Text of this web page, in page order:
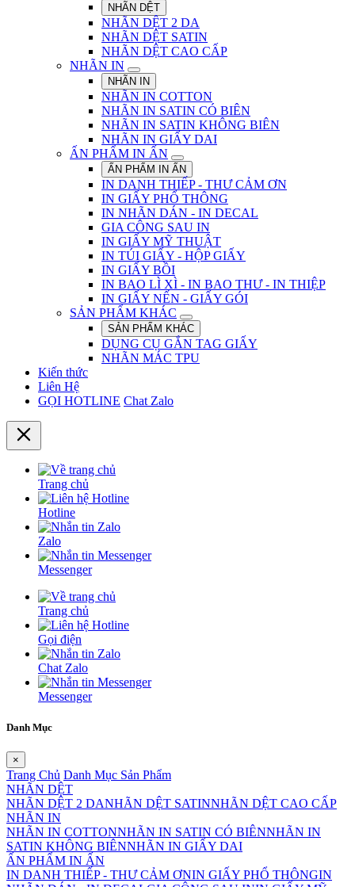
NHÃN DỆT
NHÃN DỆT 2 DA
NHÃN DỆT SATIN
NHÃN DỆT CAO CẤP
NHÃN IN
NHÃN IN
NHÃN IN COTTON
NHÃN IN SATIN CÓ BIÊN
NHÃN IN SATIN KHÔNG BIÊN
NHÃN IN GIẤY DAI
ẤN PHẨM IN ẤN
ẤN PHẨM IN ẤN
IN DANH THIẾP - THƯ CẢM ƠN
IN GIẤY PHỔ THÔNG
IN NHÃN DÁN - IN DECAL
GIA CÔNG SAU IN
IN GIẤY MỸ THUẬT
IN TÚI GIẤY - HỘP GIẤY
IN GIẤY BỒI
IN BAO LÌ XÌ - IN BAO THƯ - IN THIỆP
IN GIẤY NẾN - GIẤY GÓI
SẢN PHẨM KHÁC
SẢN PHẨM KHÁC
DỤNG CỤ GẮN TAG GIẤY
NHÃN MÁC TPU
Kiến thức
Liên Hệ
GỌI HOTLINE Chat Zalo
Trang chủ
Hotline
Zalo
Messenger
Trang chủ
Gọi điện
Chat Zalo
Messenger
Danh Mục
×
Trang Chủ Danh Mục Sản Phẩm
NHÃN DỆT
NHÃN DỆT 2 DANHÃN DỆT SATINNHÃN DỆT CAO CẤP
NHÃN IN
NHÃN IN COTTONNHÃN IN SATIN CÓ BIÊNNHÃN IN
SATIN KHÔNG BIÊNNHÃN IN GIẤY DAI
ẤN PHẨM IN ẤN
IN DANH THIẾP - THƯ CẢM ƠNIN GIẤY PHỔ THÔNGIN